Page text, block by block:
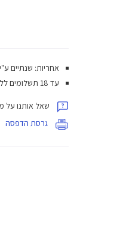
אחריות: שנתיים
עד 18 תשלומים ללא ריבית.
שאל אותנו על
גרסת הדפסה